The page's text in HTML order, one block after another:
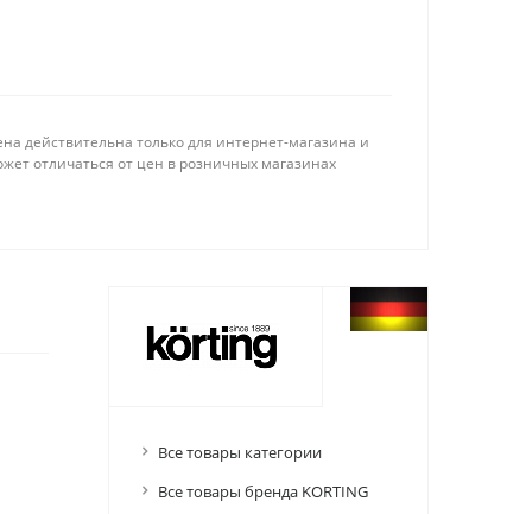
действительна только для интернет-магазина и
отличаться от цен в розничных магазинах
Все товары категории
Все товары бренда KORTING